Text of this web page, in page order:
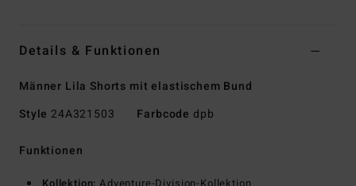
Details & Funktionen
Männer Lila Shorts mit elastischem Bund
Style 24A321503 Farbcode dpb
Funktionen